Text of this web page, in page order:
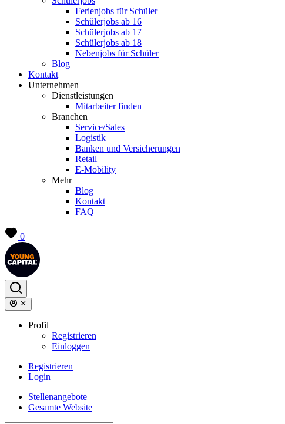
Ferienjobs für Schüler
Schülerjobs ab 16
Schülerjobs ab 17
Schülerjobs ab 18
Nebenjobs für Schüler
Blog
Kontakt
Unternehmen
Dienstleistungen
Mitarbeiter finden
Branchen
Service/Sales
Logistik
Banken und Versicherungen
Retail
E-Mobility
Mehr
Blog
Kontakt
FAQ
0
Profil
Registrieren
Einloggen
Registrieren
Login
Stellenangebote
Gesamte Website